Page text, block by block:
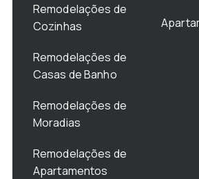
Remodelações de
Cozinhas
Remodelações de
Casas de Banho
Remodelações de
Moradias
Remodelações de
Apartamentos